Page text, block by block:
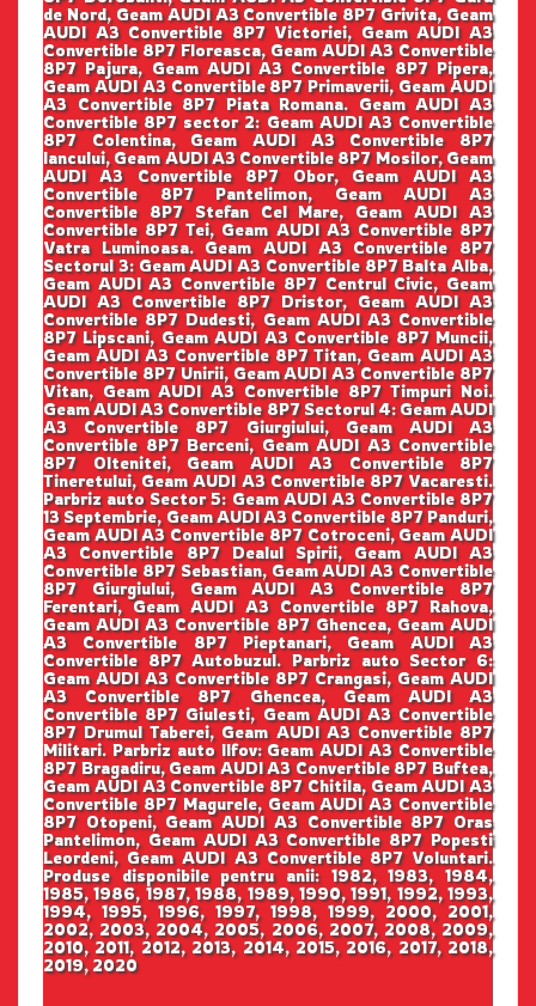
de Nord, Geam AUDI A3 Convertible 8P7 Grivita, Geam
AUDI A3 Convertible 8P7 Victoriei, Geam AUDI A3
Convertible 8P7 Floreasca, Geam AUDI A3 Convertible
8P7 Pajura, Geam AUDI A3 Convertible 8P7 Pipera,
Geam AUDI A3 Convertible 8P7 Primaverii, Geam AUDI
A3 Convertible 8P7 Piata Romana. Geam AUDI A3
Convertible 8P7 sector 2: Geam AUDI A3 Convertible
8P7 Colentina, Geam AUDI A3 Convertible 8P7
Iancului, Geam AUDI A3 Convertible 8P7 Mosilor, Geam
AUDI A3 Convertible 8P7 Obor, Geam AUDI A3
Convertible 8P7 Pantelimon, Geam AUDI A3
Convertible 8P7 Stefan Cel Mare, Geam AUDI A3
Convertible 8P7 Tei, Geam AUDI A3 Convertible 8P7
Vatra Luminoasa. Geam AUDI A3 Convertible 8P7
Sectorul 3: Geam AUDI A3 Convertible 8P7 Balta Alba,
Geam AUDI A3 Convertible 8P7 Centrul Civic, Geam
AUDI A3 Convertible 8P7 Dristor, Geam AUDI A3
Convertible 8P7 Dudesti, Geam AUDI A3 Convertible
8P7 Lipscani, Geam AUDI A3 Convertible 8P7 Muncii,
Geam AUDI A3 Convertible 8P7 Titan, Geam AUDI A3
Convertible 8P7 Unirii, Geam AUDI A3 Convertible 8P7
Vitan, Geam AUDI A3 Convertible 8P7 Timpuri Noi.
Geam AUDI A3 Convertible 8P7 Sectorul 4: Geam AUDI
A3 Convertible 8P7 Giurgiului, Geam AUDI A3
Convertible 8P7 Berceni, Geam AUDI A3 Convertible
8P7 Oltenitei, Geam AUDI A3 Convertible 8P7
Tineretului, Geam AUDI A3 Convertible 8P7 Vacaresti.
Parbriz auto Sector 5: Geam AUDI A3 Convertible 8P7
13 Septembrie, Geam AUDI A3 Convertible 8P7 Panduri,
Geam AUDI A3 Convertible 8P7 Cotroceni, Geam AUDI
A3 Convertible 8P7 Dealul Spirii, Geam AUDI A3
Convertible 8P7 Sebastian, Geam AUDI A3 Convertible
8P7 Giurgiului, Geam AUDI A3 Convertible 8P7
Ferentari, Geam AUDI A3 Convertible 8P7 Rahova,
Geam AUDI A3 Convertible 8P7 Ghencea, Geam AUDI
A3 Convertible 8P7 Pieptanari, Geam AUDI A3
Convertible 8P7 Autobuzul. Parbriz auto Sector 6:
Geam AUDI A3 Convertible 8P7 Crangasi, Geam AUDI
A3 Convertible 8P7 Ghencea, Geam AUDI A3
Convertible 8P7 Giulesti, Geam AUDI A3 Convertible
8P7 Drumul Taberei, Geam AUDI A3 Convertible 8P7
Militari. Parbriz auto Ilfov: Geam AUDI A3 Convertible
8P7 Bragadiru, Geam AUDI A3 Convertible 8P7 Buftea,
Geam AUDI A3 Convertible 8P7 Chitila, Geam AUDI A3
Convertible 8P7 Magurele, Geam AUDI A3 Convertible
8P7 Otopeni, Geam AUDI A3 Convertible 8P7 Oras
Pantelimon, Geam AUDI A3 Convertible 8P7 Popesti
Leordeni, Geam AUDI A3 Convertible 8P7 Voluntari.
Produse disponibile pentru anii: 1982, 1983, 1984,
1985, 1986, 1987, 1988, 1989, 1990, 1991, 1992, 1993,
1994, 1995, 1996, 1997, 1998, 1999, 2000, 2001,
2002, 2003, 2004, 2005, 2006, 2007, 2008, 2009,
2010, 2011, 2012, 2013, 2014, 2015, 2016, 2017, 2018,
2019, 2020